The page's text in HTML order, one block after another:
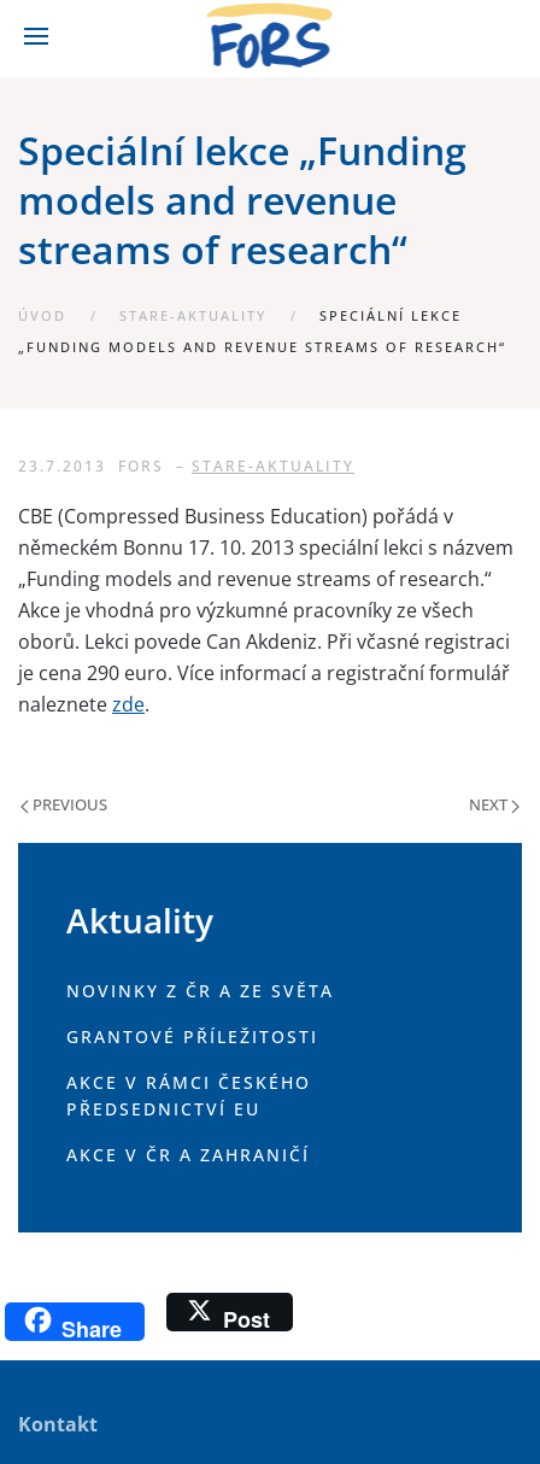
Speciální lekce „Funding
models and revenue
streams of research“
ÚVOD STARE-AKTUALITY
SPECIÁLNÍ LEKCE
„FUNDING MODELS AND REVENUE STREAMS OF RESEARCH“
23.7.2013 FORS – STARE-AKTUALITY
CBE (Compressed Business Education) pořádá v
německém Bonnu 17. 10. 2013 speciální lekci s názvem
„Funding models and revenue streams of research.“
Akce je vhodná pro výzkumné pracovníky ze všech
oborů. Lekci povede Can Akdeniz. Při včasné registraci
je cena 290 euro. Více informací a registrační formulář
naleznetezde.
PREVIOUS NEXT
Aktuality
NOVINKY Z ČR A ZE SVĚTA
GRANTOVÉ PŘÍLEŽITOSTI
AKCE V RÁMCI ČESKÉHO
PŘEDSEDNICTVÍ EU
AKCE V ČR A ZAHRANIČÍ
Share Post
Kontakt